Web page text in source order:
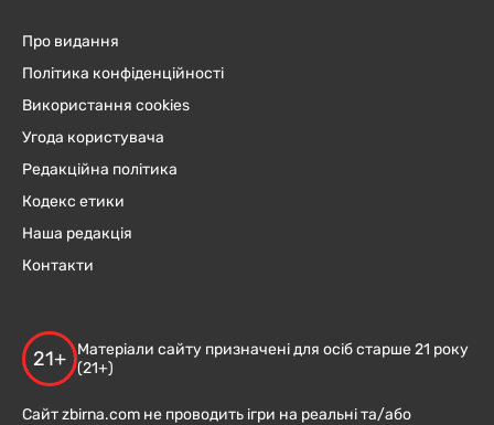
Про видання
Політика конфіденційності
Використання cookies
Угода користувача
Редакційна політика
Кодекс етики
Наша редакція
Контакти
21+
Матеріали сайту призначені для осіб старше 21 року
(21+)
Сайт zbirna.com не проводить ігри на реальні та/або